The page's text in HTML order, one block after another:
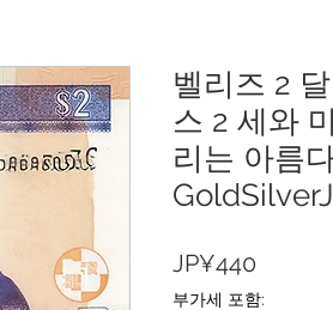
벨리즈 2
스 2 세와
리는 아름
JP¥440
격
부가세 포함: